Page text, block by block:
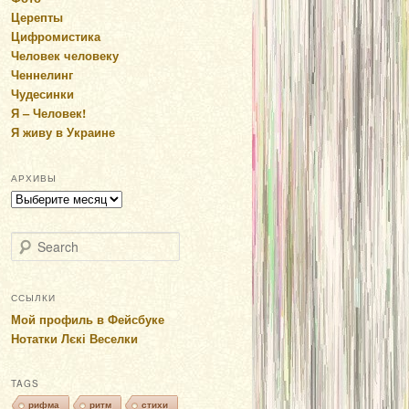
Церепты
Цифромистика
Человек человеку
Ченнелинг
Чудесинки
Я – Человек!
Я живу в Украине
АРХИВЫ
Архивы
Search
ССЫЛКИ
Мой профиль в Фейсбуке
Нотатки Лєкі Веселки
TAGS
рифма ритм стихи